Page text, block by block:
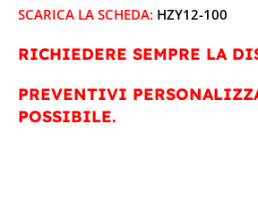
SCARICA LA SCHEDA: HZY12-100
RICHIEDERE SEMPRE LA
PREVENTIVI
POSSIBILE.